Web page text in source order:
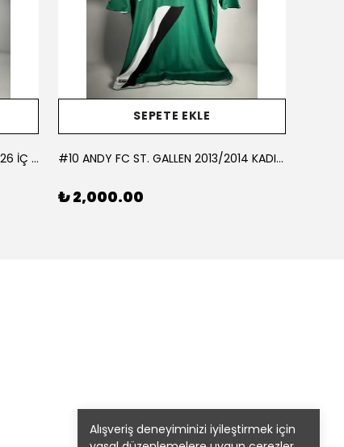
Alışveriş deneyiminizi iyileştirmek için
#10 AKÇAGÜN BUCASPOR 2025/2026 İÇ SAHA - LARGE
SEPETE EKLE
#10 ANDY FC ST. GALLEN 2013/2014 KADIN FUTBOL TAKIMI İÇ SAHA - LARGE
₺ 2,000.00